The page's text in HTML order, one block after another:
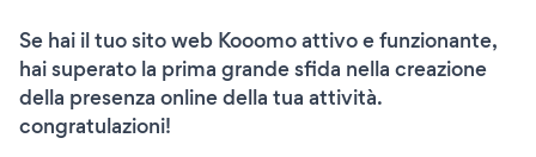
Se hai il tuo sito web Kooomo attivo e funzionante,
hai superato la prima grande sfida nella creazione
della presenza online della tua attività.
congratulazioni!